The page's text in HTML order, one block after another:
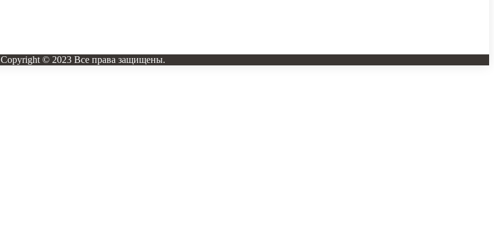
Copyright © 2023 Все права защищены.